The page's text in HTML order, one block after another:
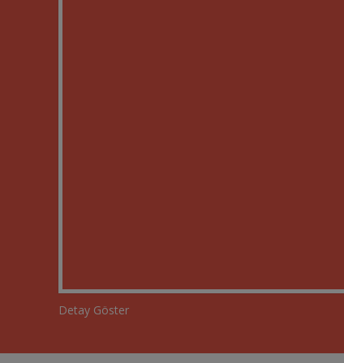
Detay Göster